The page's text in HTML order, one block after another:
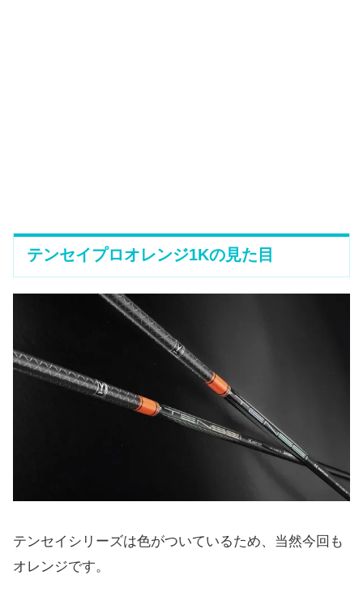
テンセイプロオレンジ1Kの見た目
テンセイシリーズは色がついているため、 当然今回も
オレンジです。